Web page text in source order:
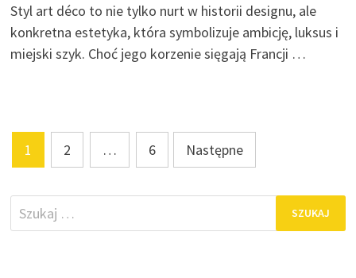
Styl art déco to nie tylko nurt w historii designu, ale
konkretna estetyka, która symbolizuje ambicję, luksus i
miejski szyk. Choć jego korzenie sięgają Francji …
Stronicowanie
wpisów
1 2 … 6 Następne
Szukaj: